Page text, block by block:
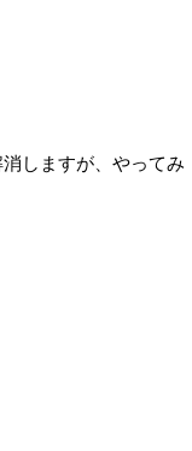
しますが、やってみ